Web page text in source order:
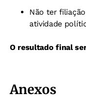
Não ter
atividade
O resultado final
Anexos